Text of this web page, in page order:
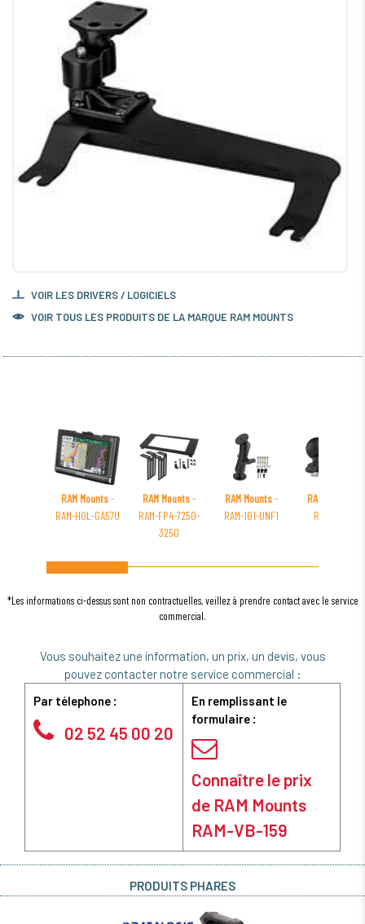
VOIR LES DRIVERS / LOGICIELS
VOIR TOUS LES PRODUITS DE LA MARQUE RAM MOUNTS
RAM Mounts-
RAM-HOL-GA57U
RAM Mounts-
RAM-FP4-7250-
3250
RAM Mounts-
RAM-101-UNF1
RAM Mounts
RAM-247U
*Les informations ci-dessus sont non contractuelles, veillez à prendre contact avec le service
commercial.
Vous souhaitez une information, un prix, un devis, vous
pouvez contacter notre service commercial :
Par télephone :
02 52 45 00 20
En remplissant le
formulaire :
Connaître le prix
de RAM Mounts
RAM-VB-159
PRODUITS PHARES